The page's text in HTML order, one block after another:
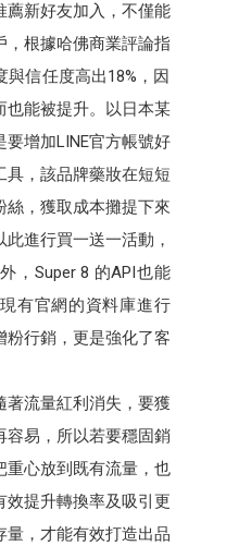
薦新好友加入，不僅能
，根據哈佛商業評論指
信任度高出18%，因
也能被提升。以日本某
增加LINE官方帳號好
具，該品牌藥妝在短短
絲，獲取成本攤提下來
進行買一送一活動，
，Super 8 的API也能
有官網的資料庫進行
粉行銷，更是強化了客
著流量紅利消失，要獲
容易，所以若要穩固銷
重心放到既有流量，也
效提升轉換率及吸引更
量，才能有效打造出品